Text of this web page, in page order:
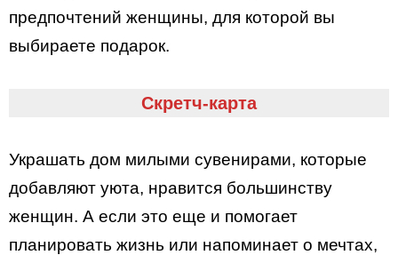
предпочтений женщины, для которой вы
выбираете подарок.
Скретч-карта
Украшать дом милыми сувенирами, которые
добавляют уюта, нравится большинству
женщин. А если это еще и помогает
планировать жизнь или напоминает о мечтах,